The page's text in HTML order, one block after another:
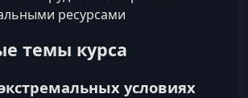
ресурсами
темы курса
условиях